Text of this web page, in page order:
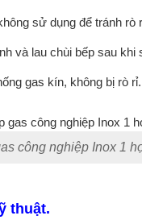
sử dụng để tránh rò
và lau chùi bếp sau khi
gas kín, không bị rò rỉ.
công nghiệp Inox 1
thuật.